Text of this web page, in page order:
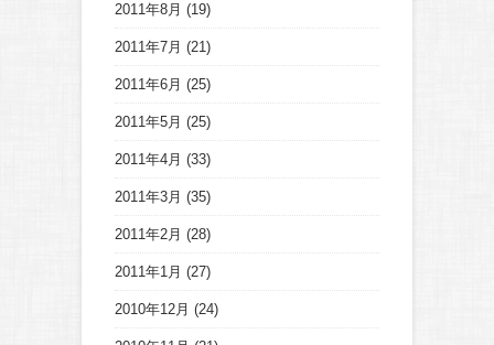
2011年8月 (19)
2011年7月 (21)
2011年6月 (25)
2011年5月 (25)
2011年4月 (33)
2011年3月 (35)
2011年2月 (28)
2011年1月 (27)
2010年12月 (24)